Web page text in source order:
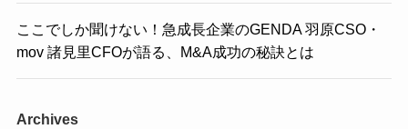
ここでしか聞けない！急成長企業のGENDA 羽原CSO・
mov 諸見里CFOが語る、M&A成功の秘訣とは
Archives